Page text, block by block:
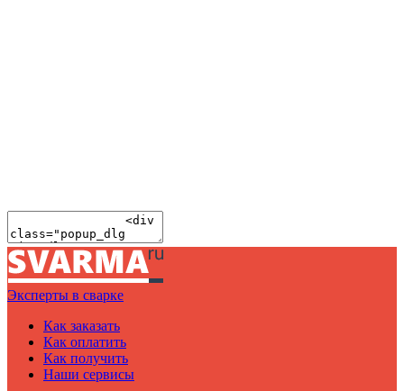
Эксперты в сварке
Как заказать
Как оплатить
Как получить
Наши сервисы